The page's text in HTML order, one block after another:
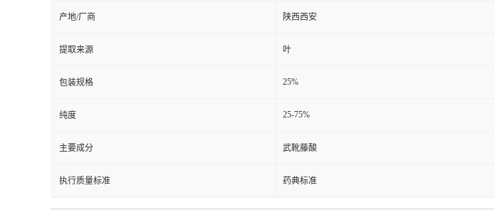
产地/厂商 陕西西安
提取来源 叶
包装规格 25%
纯度 25-75%
主要成分 武靴藤酸
执行质量标准 药典标准